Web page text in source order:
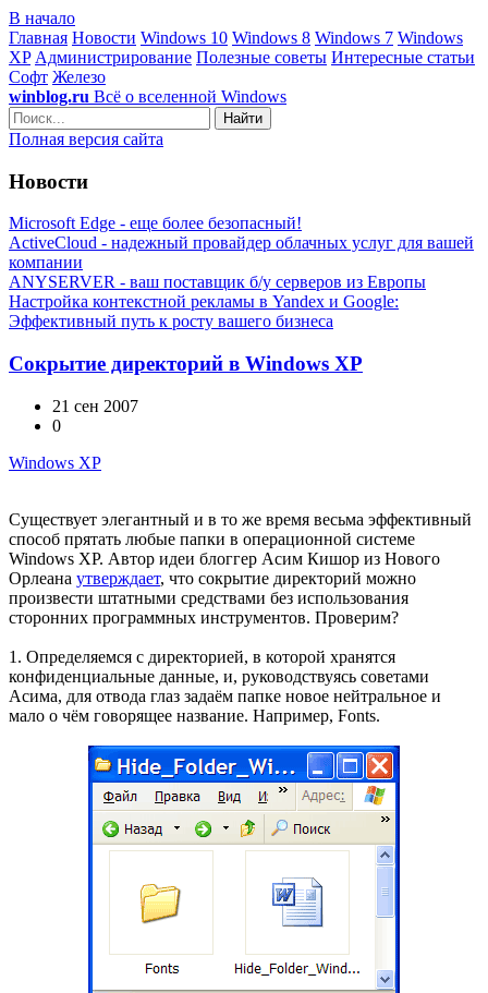
В начало
Главная Новости Windows 10 Windows 8 Windows 7 Windows
XP Администрирование Полезные советы Интересные статьи
Софт Железо
winblog.ru Всё о вселенной Windows
Найти
Полная версия сайта
Новости
Microsoft Edge - еще более безопасный!
ActiveCloud - надежный провайдер облачных услуг для вашей
компании
ANYSERVER - ваш поставщик б/у серверов из Европы
Настройка контекстной рекламы в Yandex и Google:
Эффективный путь к росту вашего бизнеса
Сокрытие директорий в Windows XP
21 сен 2007
0
Windows XP
Существует элегантный и в то же время весьма эффективный
способ прятать любые папки в операционной системе
Windows XP. Автор идеи блоггер Асим Кишор из Нового
Орлеана утверждает, что сокрытие директорий можно
произвести штатными средствами без использования
сторонних программных инструментов. Проверим?
1. Определяемся с директорией, в которой хранятся
конфиденциальные данные, и, руководствуясь советами
Асима, для отвода глаз задаём папке новое нейтральное и
мало о чём говорящее название. Например, Fonts.